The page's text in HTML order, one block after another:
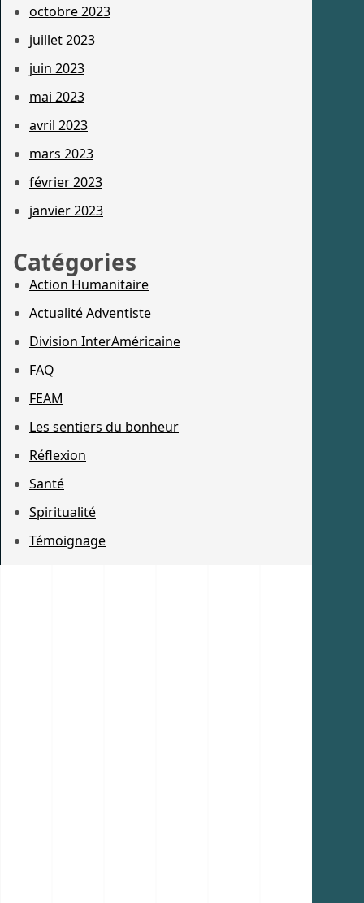
octobre 2023
juillet 2023
juin 2023
mai 2023
avril 2023
mars 2023
février 2023
janvier 2023
Catégories
Action Humanitaire
Actualité Adventiste
Division InterAméricaine
FAQ
FEAM
Les sentiers du bonheur
Réflexion
Santé
Spiritualité
Témoignage